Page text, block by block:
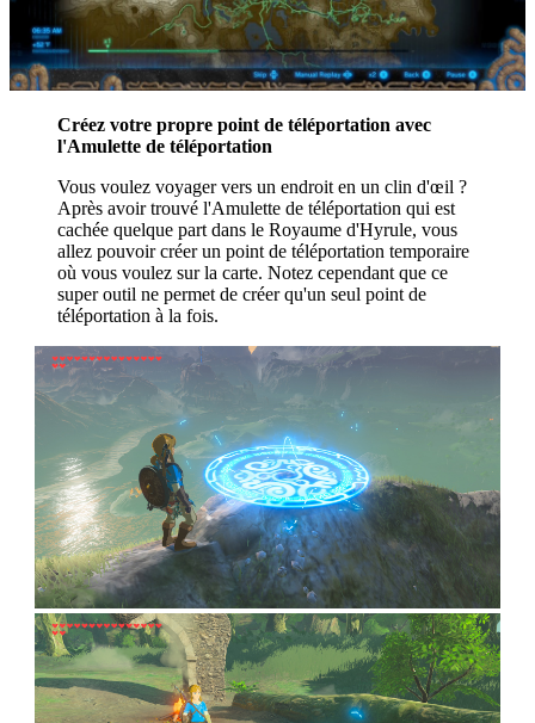
Créez votre propre point de téléportation avec
l'Amulette de téléportation
Vous voulez voyager vers un endroit en un clin d'œil ?
Après avoir trouvé l'Amulette de téléportation qui est
cachée quelque part dans le Royaume d'Hyrule, vous
allez pouvoir créer un point de téléportation temporaire
où vous voulez sur la carte. Notez cependant que ce
super outil ne permet de créer qu'un seul point de
téléportation à la fois.